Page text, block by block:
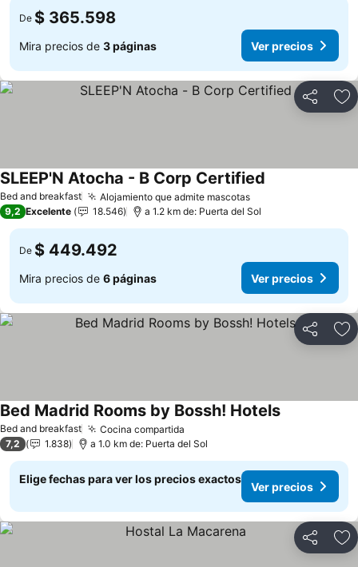
De $ 365.598
Mira precios de 3 páginas Ver precios
Compartir
Bed and breakfast Alojamiento que admite mascotas
SLEEP'N Atocha - B Corp Certified
9,2 Excelente 18.546 a 1.2 km de: Puerta del Sol
De $ 449.492
Mira precios de 6 páginas Ver precios
Compartir
Bed and breakfast Cocina compartida
Bed Madrid Rooms by Bossh! Hotels
7,2 1.838 a 1.0 km de: Puerta del Sol
Elige fechas para ver los precios exactos
Ver precios
Compartir